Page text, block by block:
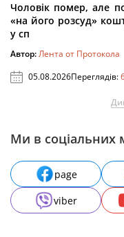
Чоловік помер, але
«на його розсуд»
у сп
Автор:Лента от Протокола
05.08.2026Переглядів:
Ми в соціальних
page
viber